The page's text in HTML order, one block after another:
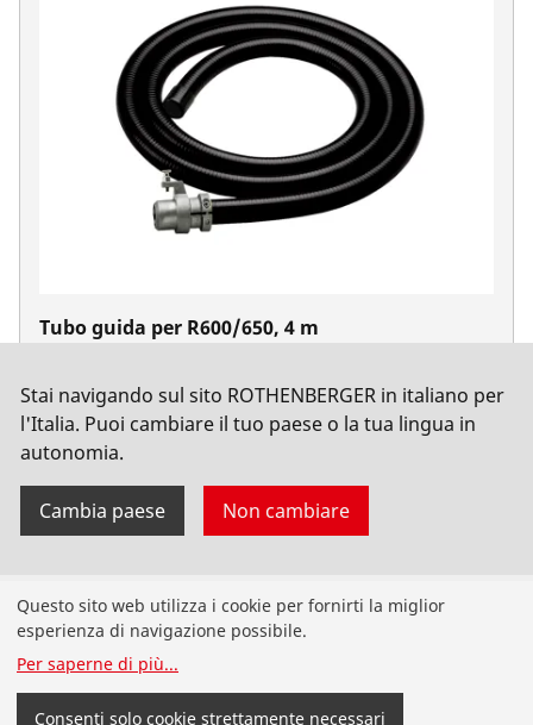
Tubo guida per R600/650, 4 m
Stai navigando sul sito ROTHENBERGER in italiano per
l'Italia. Puoi cambiare il tuo paese o la tua lingua in
autonomia.
Cambia paese Non cambiare
Prodotti
Nuovi Prodotti
Installazione
Questo sito web utilizza i cookie per fornirti la miglior
esperienza di navigazione possibile.
Per saperne di più...
Consenti solo cookie strettamente necessari